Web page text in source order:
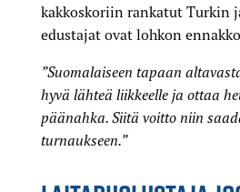
kakkoskoriin rankatut Turkin
edustajat ovat lohkon
”Suomalaiseen tapaan
hyvä lähteä liikkeelle ja ottaa
päänahka. Siitä voitto niin
turnaukseen.”